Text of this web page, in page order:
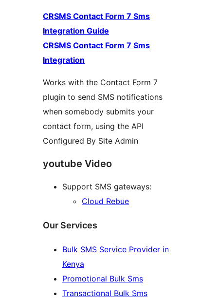
CRSMS Contact Form 7 Sms
Integration Guide
CRSMS Contact Form 7 Sms
Integration
Works with the Contact Form 7
plugin to send SMS notifications
when somebody submits your
contact form, using the API
Configured By Site Admin
youtube Video
Support SMS gateways:
Cloud Rebue
Our Services
Bulk SMS Service Provider in
Kenya
Promotional Bulk Sms
Transactional Bulk Sms